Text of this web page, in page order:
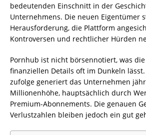
bedeutenden Einschnitt in der
Unternehmens. Die neuen Eigentümer
Herausforderung, die Plattform
Kontroversen und rechtlicher Hürden
Pornhub ist nicht börsennotiert, was
finanziellen Details oft im Dunkeln
zufolge generiert das Unternehmen
Millionenhöhe, hauptsächlich durch
Premium-Abonnements. Die genauen
Verlustzahlen bleiben jedoch ein gut